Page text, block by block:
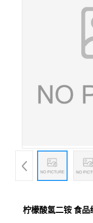
柠檬酸氢二铵 食品